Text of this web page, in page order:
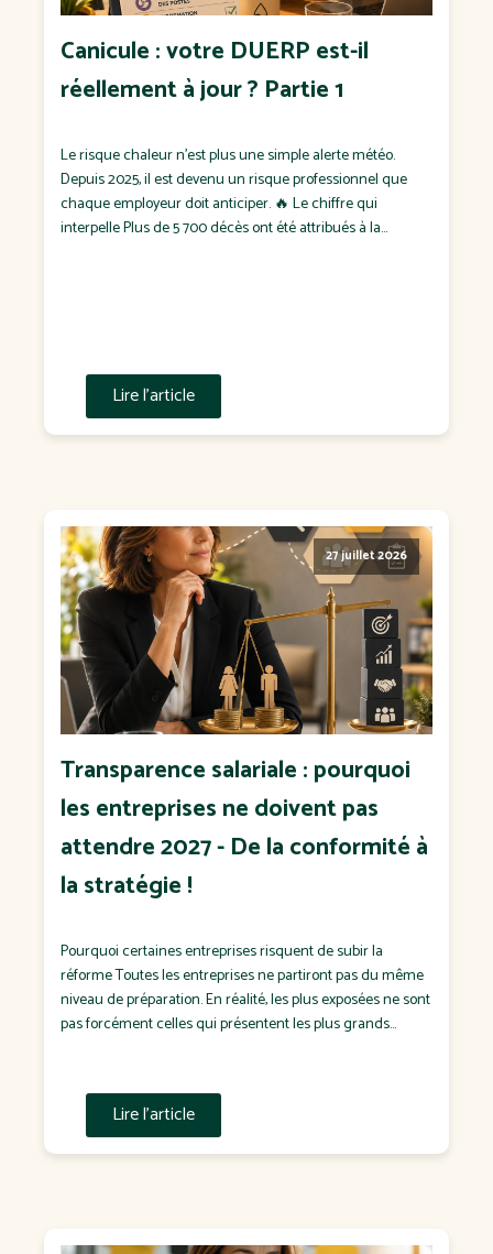
Canicule : votre DUERP est-il
réellement à jour ? Partie 1
Le risque chaleur n'est plus une simple alerte météo.
Depuis 2025, il est devenu un risque professionnel que
chaque employeur doit anticiper. 🔥 Le chiffre qui
interpelle Plus de 5 700 décès ont été attribués à la
Lire l'article
27 juillet 2026
Transparence salariale : pourquoi
les entreprises ne doivent pas
attendre 2027 - De la conformité à
la stratégie !
Pourquoi certaines entreprises risquent de subir la
réforme Toutes les entreprises ne partiront pas du même
niveau de préparation. En réalité, les plus exposées ne sont
pas forcément celles qui présentent les plus grands
salaire "au cas […]
Lire l'article